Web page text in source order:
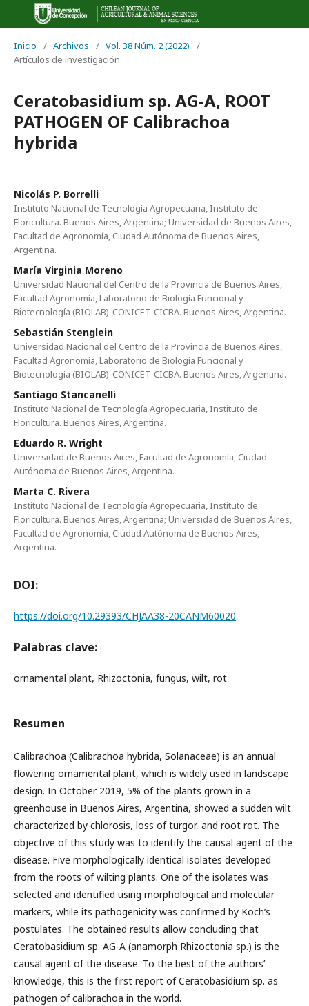
Inicio / Archivos / Vol. 38 Núm. 2 (2022)
/
Artículos de investigación
Ceratobasidium sp. AG-A, ROOT
PATHOGEN OF Calibrachoa
hybrida
Nicolás P. Borrelli
Instituto Nacional de Tecnología Agropecuaria, Instituto de
Floricultura. Buenos Aires, Argentina; Universidad de Buenos Aires,
Facultad de Agronomía, Ciudad Autónoma de Buenos Aires,
Argentina.
María Virginia Moreno
Universidad Nacional del Centro de la Provincia de Buenos Aires,
Facultad Agronomía, Laboratorio de Biología Funcional y
Biotecnología (BIOLAB)-CONICET-CICBA. Buenos Aires, Argentina.
Sebastián Stenglein
Universidad Nacional del Centro de la Provincia de Buenos Aires,
Facultad Agronomía, Laboratorio de Biología Funcional y
Biotecnología (BIOLAB)-CONICET-CICBA. Buenos Aires, Argentina.
Santiago Stancanelli
Instituto Nacional de Tecnología Agropecuaria, Instituto de
Floricultura. Buenos Aires, Argentina.
Eduardo R. Wright
Universidad de Buenos Aires, Facultad de Agronomía, Ciudad
Autónoma de Buenos Aires, Argentina.
Marta C. Rivera
Instituto Nacional de Tecnología Agropecuaria, Instituto de
Floricultura. Buenos Aires, Argentina; Universidad de Buenos Aires,
Facultad de Agronomía, Ciudad Autónoma de Buenos Aires,
Argentina.
DOI:
https://doi.org/10.29393/CHJAA38-20CANM60020
Palabras clave:
ornamental plant, Rhizoctonia, fungus, wilt, rot
Resumen
Calibrachoa (Calibrachoa hybrida, Solanaceae) is an annual
flowering ornamental plant, which is widely used in landscape
design. In October 2019, 5% of the plants grown in a
greenhouse in Buenos Aires, Argentina, showed a sudden wilt
characterized by chlorosis, loss of turgor, and root rot. The
objective of this study was to identify the causal agent of the
disease. Five morphologically identical isolates developed
from the roots of wilting plants. One of the isolates was
selected and identified using morphological and molecular
markers, while its pathogenicity was confirmed by Koch’s
postulates. The obtained results allow concluding that
Ceratobasidium sp. AG-A (anamorph Rhizoctonia sp.) is the
causal agent of the disease. To the best of the authors’
knowledge, this is the first report of Ceratobasidium sp. as
pathogen of calibrachoa in the world.